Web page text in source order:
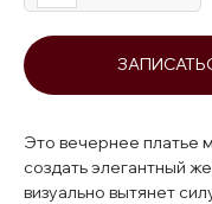
Это вечернее платье
создать элегантный
визуально вытянет